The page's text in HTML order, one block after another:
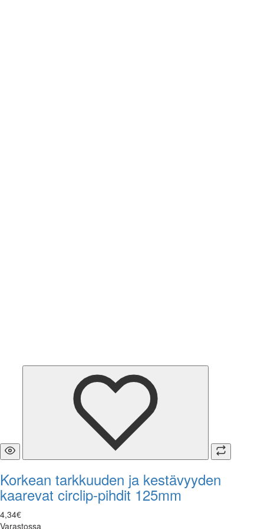
Korkean tarkkuuden ja kestävyyden
kaarevat circlip-pihdit 125mm
4,34€
Varastossa